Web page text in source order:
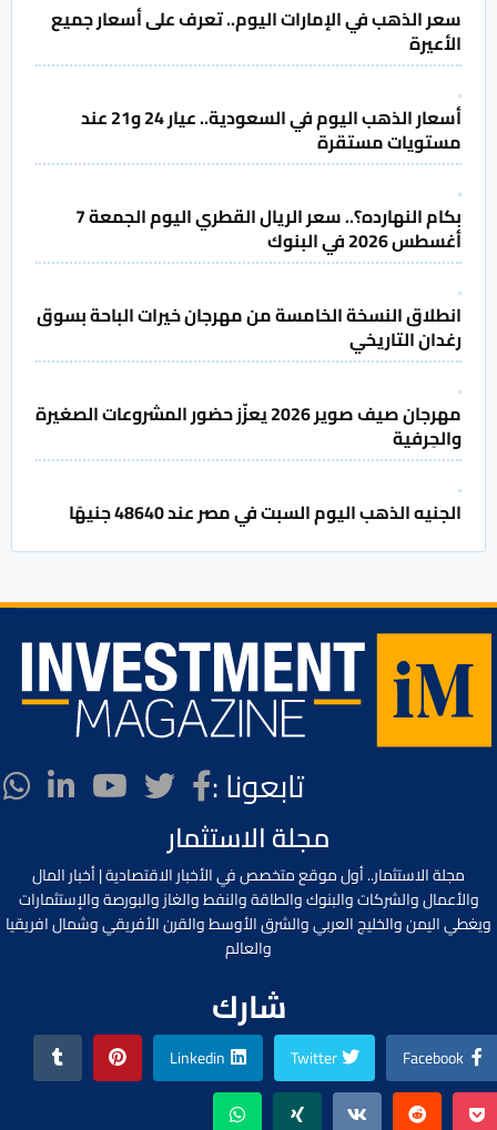
سعر الذهب في الإمارات اليوم.. تعرف على أسعار جميع
الأعيرة
أسعار الذهب اليوم في السعودية.. عيار 24 و21 عند
مستويات مستقرة
بكام النهارده؟.. سعر الريال القطري اليوم الجمعة 7
أغسطس 2026 في البنوك
انطلاق النسخة الخامسة من مهرجان خيرات الباحة بسوق
رغدان التاريخي
مهرجان صيف صوير 2026 يعزّز حضور المشروعات الصغيرة
والحِرفية
الجنيه الذهب اليوم السبت في مصر عند 48640 جنيهًا
تابعونا :
مجلة الاستثمار
مجلة الاستثمار.. أول موقع متخصص في الأخبار الاقتصادية | أخبار المال
والأعمال والشركات والبنوك والطاقة والنفط والغاز والبورصة والإستثمارات
ويغطي اليمن والخليج العربي والشرق الأوسط والقرن الأفريقي وشمال افريقيا
والعالم
شارك
Facebook
Twitter
Linkedin